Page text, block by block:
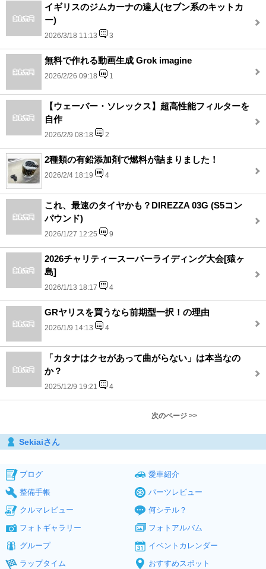
イギリスのジムカーナの達人(セブン系のキットカ
ー)
2026/3/18 11:13 3
無料で作れる動画生成 Grok imagine
2026/2/26 09:18 1
【ウェーバー・ソレックス】超高性能フィルターを
自作
2026/2/9 08:18 2
2種類の有鉛添加剤で燃料が詰まりました！
2026/2/4 18:19 4
これ、最速のタイヤかも？DIREZZA 03G (S5コン
パウンド)
2026/1/27 12:25 9
2026チャリティースーパーライディング大会[猿ヶ
島]
2026/1/13 18:17 4
GRヤリスを買うなら前期型一択！の理由
2026/1/9 14:13 4
「カタナはクセがあって曲がらない」は本当なの
か？
2025/12/9 19:21 4
次のページ >>
Sekiaiさん
ブログ
愛車紹介
整備手帳
パーツレビュー
クルマレビュー
何シテル？
フォトギャラリー
フォトアルバム
グループ
イベントカレンダー
ラップタイム
おすすめスポット